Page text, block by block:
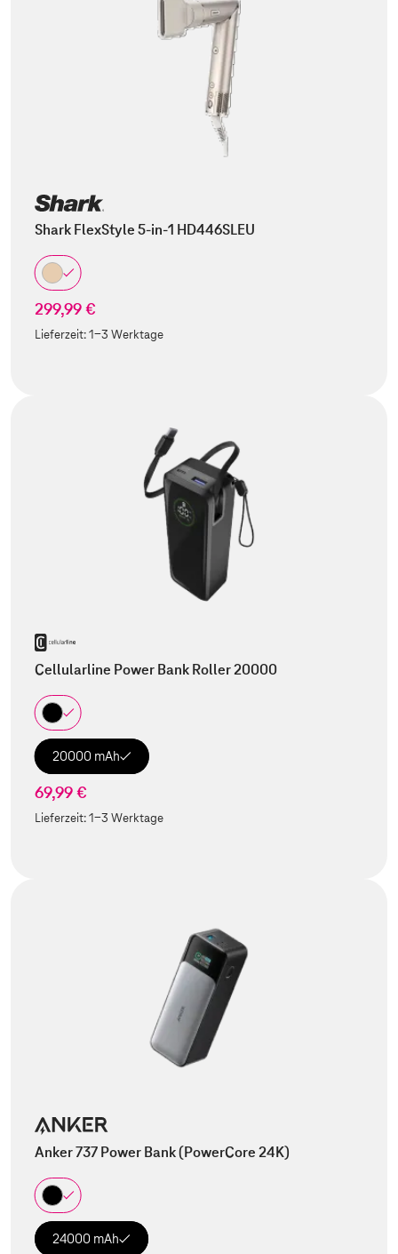
Shark FlexStyle 5-in-1 HD446SLEU
299,99 €
Lieferzeit:1-3 Werktage
Cellularline Power Bank Roller 20000
20000 mAh
69,99 €
Lieferzeit:1-3 Werktage
Anker 737 Power Bank (PowerCore 24K)
24000 mAh